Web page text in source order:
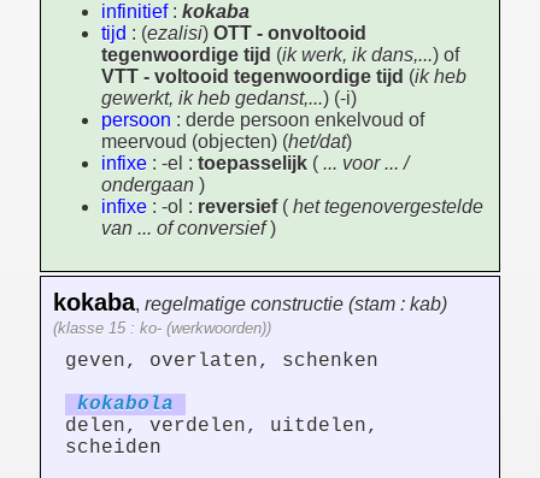
infinitief: kokaba
tijd : (ezalisi) OTT - onvoltooid
tegenwoordige tijd (ik werk, ik dans,...) of
VTT - voltooid tegenwoordige tijd (ik heb
gewerkt, ik heb gedanst,...) (-i)
persoon : derde persoon enkelvoud of
meervoud (objecten) (het/dat)
infixe : -el : toepasselijk ( ... voor ... /
ondergaan )
infixe : -ol : reversief( het tegenovergestelde
van ... of conversief)
kokaba, regelmatige constructie (stam : kab)
(klasse 15 : ko- (werkwoorden))
geven, overlaten, schenken
kokabola
delen, verdelen, uitdelen,
scheiden